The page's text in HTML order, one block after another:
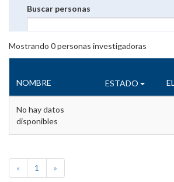
Buscar personas
Mostrando 0personas investigadoras
NOMBRE ESTADO
No hay datos
disponibles
« 1 »